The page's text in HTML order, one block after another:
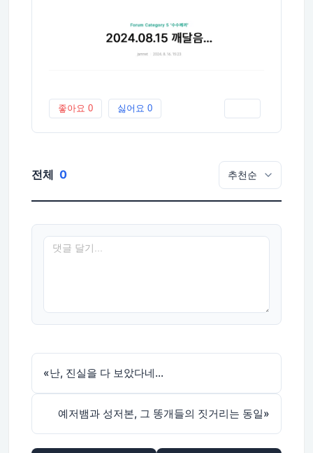
좋아요 0 싫어요 0
전체 0
«난, 진실을 다 보았다네…
예저뱀과 성저본, 그 똥개들의 짓거리는 동일»